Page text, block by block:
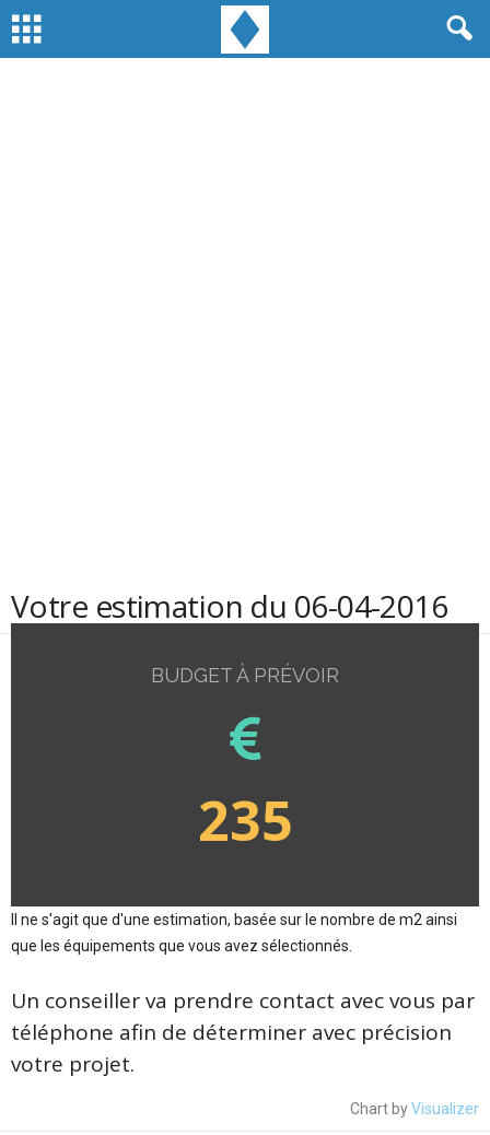
Votre estimation du 06-04-2016
BUDGET À PRÉVOIR
235
Il ne s'agit que d'une estimation, basée sur le nombre de m2 ainsi
que les équipements que vous avez sélectionnés.
Un conseiller va prendre contact avec vous par
téléphone afin de déterminer avec précision
votre projet.
Chart byVisualizer